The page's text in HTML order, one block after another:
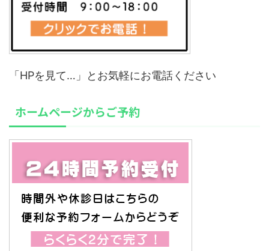
「HPを見て…」とお気軽にお電話ください
ホームページからご予約